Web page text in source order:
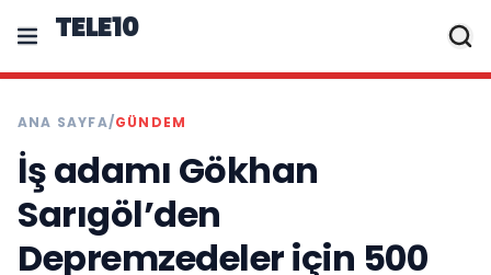
TELE10
ANA SAYFA/GÜNDEM
İş adamı Gökhan
Sarıgöl’den
Depremzedeler için 500